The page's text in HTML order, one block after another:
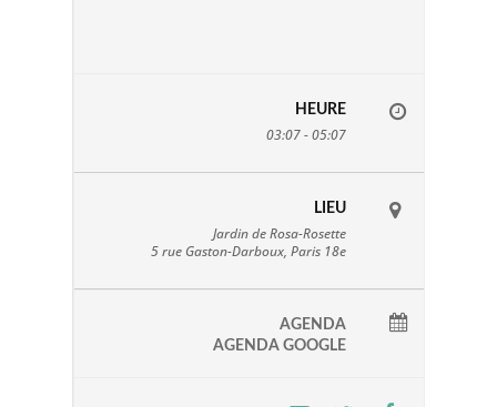
HEURE
03:07 - 05:07
LIEU
Jardin de Rosa-Rosette
5 rue Gaston-Darboux, Paris 18e
AGENDA
AGENDA GOOGLE